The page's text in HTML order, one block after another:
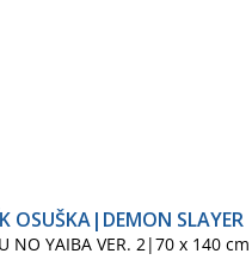
OSUŠKA|DEMON SLAYER
NO YAIBA VER. 2|70 x 140 cm